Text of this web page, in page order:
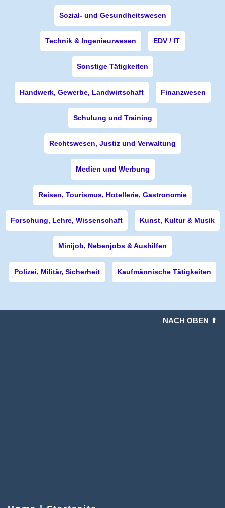
Sozial- und Gesundheitswesen
Technik & Ingenieurwesen EDV / IT
Sonstige Tätigkeiten
Handwerk, Gewerbe, Landwirtschaft Finanzwesen
Schulung und Training
Rechtswesen, Justiz und Verwaltung
Medien und Werbung
Reisen, Tourismus, Hotellerie, Gastronomie
Forschung, Lehre, Wissenschaft Kunst, Kultur & Musik
Minijob, Nebenjobs & Aushilfen
Polizei, Militär, Sicherheit Kaufmännische Tätigkeiten
NACH OBEN ⇑